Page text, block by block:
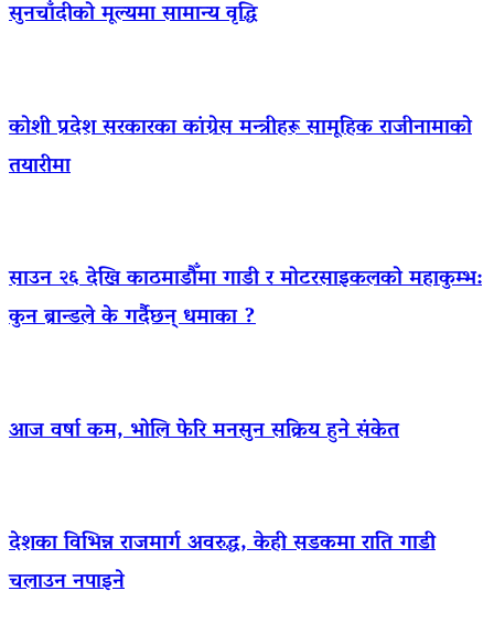
सुनचाँदीको मूल्यमा सामान्य वृद्धि
कोशी प्रदेश सरकारका कांग्रेस मन्त्रीहरू सामूहिक राजीनामाको
तयारीमा
साउन २६ देखि काठमाडौँमा गाडी र मोटरसाइकलको महाकुम्भ:
कुन ब्रान्डले के गर्दैछन् धमाका ?
आज वर्षा कम, भोलि फेरि मनसुन सक्रिय हुने संकेत
देशका विभिन्न राजमार्ग अवरुद्ध, केही सडकमा राति गाडी
चलाउन नपाइने